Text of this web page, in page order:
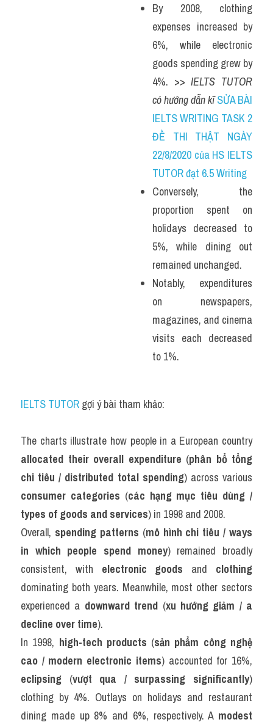
By 2008, clothing
expenses increased by
6%, while electronic
goods spending grew by
4%. >> IELTS TUTOR
có hướng dẫn kĩ SỬA BÀI
IELTS WRITING TASK 2
ĐỀ THI THẬT NGÀY
22/8/2020 của HS IELTS
TUTOR đạt 6.5 Writing
Conversely, the
proportion spent on
holidays decreased to
5%, while dining out
remained unchanged.
Notably, expenditures
on newspapers,
magazines, and cinema
visits each decreased
to 1%.
IELTS TUTOR gợi ý bài tham khảo:
The charts illustrate how people in a European country
allocated their overall expenditure (phân bổ tổng
chi tiêu / distributed total spending
consumer categories (các hạng mục tiêu dùng /
types of goods and services) in 1998 and 2008.
Overall, spending patterns (mô hình chi tiêu / ways
in which people spend money) remained broadly
consistent, with electronic goods and clothing
dominating both years. Meanwhile, most other sectors
experienced a downward trend (xu hướng giảm / a
decline over time).
In 1998, high-tech products (sản phẩm công nghệ
cao / modern electronic items
eclipsing (vượt qua / surpassing significantly)
clothing by 4%. Outlays on holidays and restaurant
dining made up 8% and 6%, respectively. A modest